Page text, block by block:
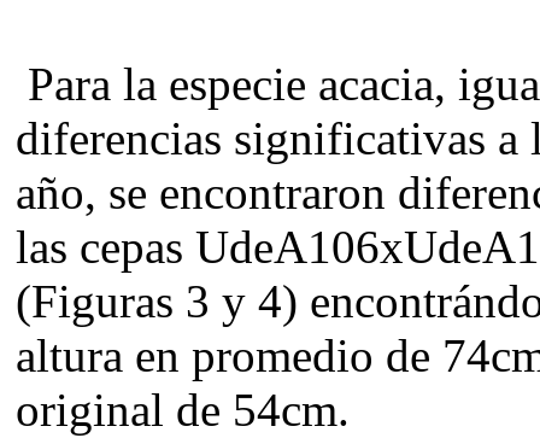
Para la especie acacia,
diferencias significativas a
año, se encontraron
las cepas
(Figuras 3 y 4)
altura en promedio de
original de 54cm.